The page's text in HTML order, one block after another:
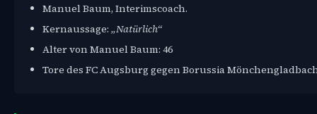
Manuel Baum, Interimscoach.
Kernaussage: „Natürlich“
Alter von Manuel Baum: 46
Tore des FC Augsburg gegen Borussia